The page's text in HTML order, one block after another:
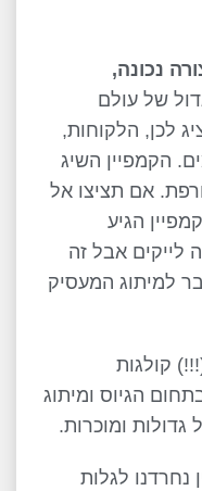
נכונה,
של עולם
לכן, הלקוחות,
הקמפיין השיג
אם תציצו אל
הגיע
לייקים אבל זה
למיתוג המעסיק
האחרון נפגשתי עם 3 (!!!) קולגות
הגיוס ומיתוג
גדולות ומוכרות.
נחרדנו לגלות